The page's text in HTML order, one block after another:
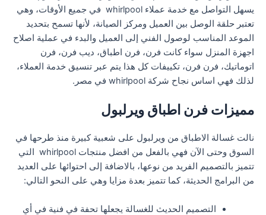
يسهل التواصل مع خدمة عملاء whirlpool في جميع الأوقات، وهي
تعتبر حلقة الوصل بين العميل ومركز الصيانة، لأنها تسمح بتحديد
الموعد المناسب لوصول الفني إلى العميل والبدء في عملية اصلاح
اجهزة المنزل سواء كانت فرن، فرن اطباق، ديب فرن، فرن
اتوماتيك، فرن فرن، تكييفات كل هذا يتم عبر تنسيق خدمة العملاء،
لذلك فهي اساس نجاح شركة whirlpool في مصر.
مميزات فرن اطباق ويرلبول
نالت غسالة الاطباق من ويرلبول على شعبية كبيرة منذ طرحها في
السوق وحتى الآن فهي بالفعل من افضل منتجات whirlpool التي
تتميز بالتصميم الفريد من نوعها، بالاضافة إلى احتوائها على العديد
من البرامج الحديثة، كما تتميز بعدة مزايا وهي على النحو التالي:
التصميم الحديث للغسالة يجعلها تحفة في فنية في أي